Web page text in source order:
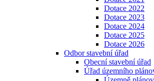
Dotace 2022
Dotace 2023
Dotace 2024
Dotace 2025
Dotace 2026
Odbor stavební úřad
Obecní stavební úřad
Úřad územního